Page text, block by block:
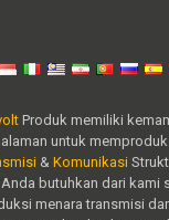
Produk memiliki
untuk
& Komunikasi
butuhkan dari kami
menara transmisi